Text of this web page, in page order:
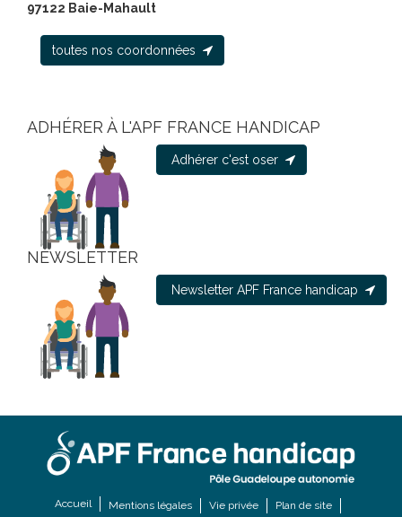
97122 Baie-Mahault
toutes nos coordonnées
ADHÉRER À L'APF FRANCE HANDICAP
Adhérer c'est oser
NEWSLETTER
Newsletter APF France handicap
Accueil Mentions légales Vie privée
Plan de site